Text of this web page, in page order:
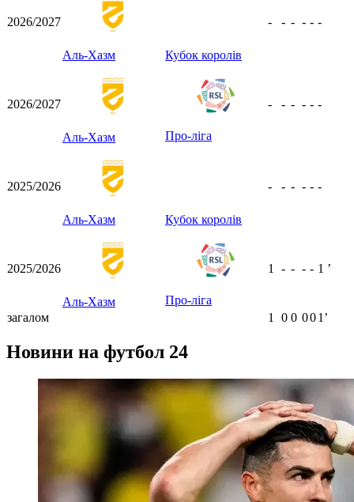
2026/2027
Аль-Хазм Кубок королів
- - - - - -
2026/2027
Аль-Хазм Про-ліга
- - - - - -
2025/2026
Аль-Хазм Кубок королів
- - - - - -
2025/2026
Аль-Хазм Про-ліга
1 - - - - 1 ʼ
загалом 1 0 0 001ʼ
Новини на футбол 24